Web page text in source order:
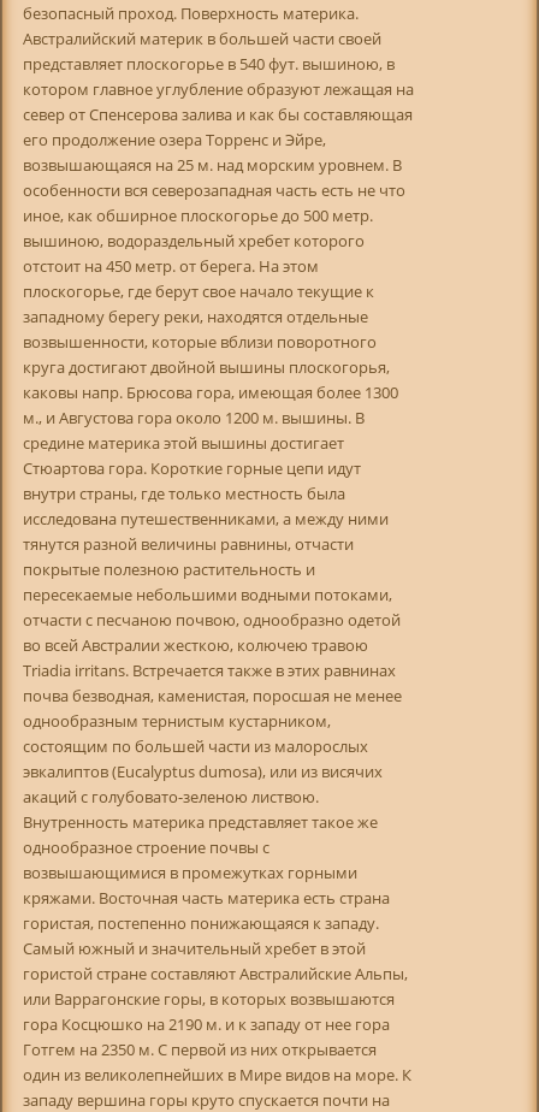
безопасный проход. Поверхность материка.
Австралийский материк в большей части своей
представляет плоскогорье в 540 фут. вышиною, в
котором главное углубление образуют лежащая на
север от Спенсерова залива и как бы составляющая
его продолжение озера Торренс и Эйре,
возвышающаяся на 25 м. над морским уровнем. В
особенности вся северозападная часть есть не что
иное, как обширное плоскогорье до 500 метр.
вышиною, водораздельный хребет которого
отстоит на 450 метр. от берега. На этом
плоскогорье, где берут свое начало текущие к
западному берегу реки, находятся отдельные
возвышенности, которые вблизи поворотного
круга достигают двойной вышины плоскогорья,
каковы напр. Брюсова гора, имеющая более 1300
м., и Августова гора около 1200 м. вышины. В
средине материка этой вышины достигает
Стюартова гора. Короткие горные цепи идут
внутри страны, где только местность была
исследована путешественниками, а между ними
тянутся разной величины равнины, отчасти
покрытые полезною растительность и
пересекаемые небольшими водными потоками,
отчасти с песчаною почвою, однообразно одетой
во всей Австралии жесткою, колючею травою
Triadia irritans. Встречается также в этих равнинах
почва безводная, каменистая, поросшая не менее
однообразным тернистым кустарником,
состоящим по большей части из малорослых
эвкалиптов (Eucalyptus dumosa), или из висячих
акаций с голубовато-зеленою листвою.
Внутренность материка представляет такое же
однообразное строение почвы с
возвышающимися в промежутках горными
кряжами. Восточная часть материка есть страна
гористая, постепенно понижающаяся к западу.
Самый южный и значительный хребет в этой
гористой стране составляют Австралийские Альпы,
или Варрагонские горы, в которых возвышаются
гора Косцюшко на 2190 м. и к западу от нее гора
Готгем на 2350 м. С первой из них открывается
один из великолепнейших в Мире видов на море. К
западу вершина горы круто спускается почти на